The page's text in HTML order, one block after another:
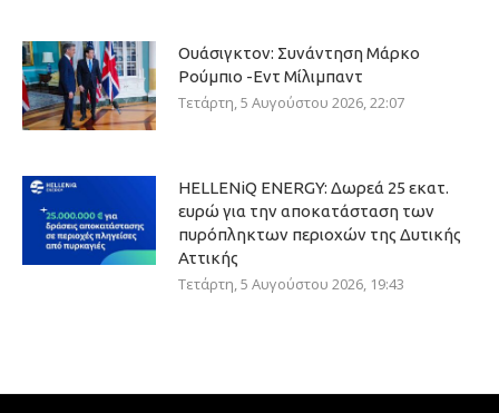
Ουάσιγκτον: Συνάντηση Μάρκο
Ρούμπιο -Εντ Μίλιμπαντ
Τετάρτη, 5 Αυγούστου 2026, 22:07
HELLENiQ ENERGY: Δωρεά 25 εκατ.
ευρώ για την αποκατάσταση των
πυρόπληκτων περιοχών της Δυτικής
Αττικής
Τετάρτη, 5 Αυγούστου 2026, 19:43